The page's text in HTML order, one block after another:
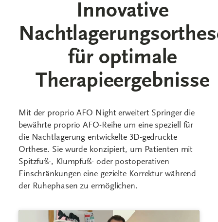
Innovative
für optimale
Therapieergebnisse
Mit der proprio AFO Night erweitert Springer die
bewährte proprio AFO-Reihe um eine speziell für
die Nachtlagerung entwickelte 3D-gedruckte
Orthese. Sie wurde konzipiert, um Patienten mit
Spitzfuß-, Klumpfuß- oder postoperativen
Einschränkungen eine gezielte Korrektur während
der Ruhephasen zu ermöglichen.